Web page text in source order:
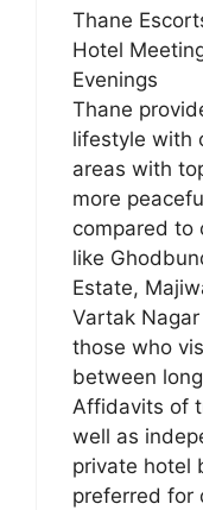
Thane
Hotel
Evenings
Thane
lifestyle with
areas with
more
compared to
like
Estate,
Vartak
those who
between
Affidavits of
well as
private hotel
preferred for